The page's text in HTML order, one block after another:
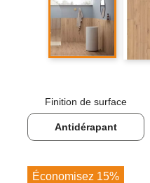
Finition de surface
Antidérapant
Économisez 15%